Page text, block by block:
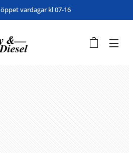
vardagar kl 07-16